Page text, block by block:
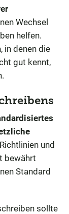
Wechsel
helfen.
in denen die
gut kennt,
und
bewährt
Standard
sollte